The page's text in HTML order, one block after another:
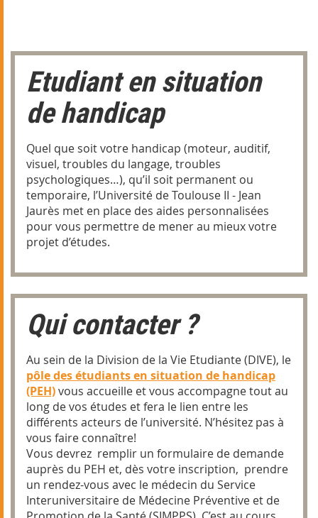
Etudiant en situation
de handicap
Quel que soit votre handicap (moteur, auditif,
visuel, troubles du langage, troubles
psychologiques…), qu’il soit permanent ou
temporaire, l’Université de Toulouse II - Jean
Jaurès met en place des aides personnalisées
pour vous permettre de mener au mieux votre
projet d’études.
Qui contacter ?
Au sein de la Division de la Vie Etudiante (DIVE), le
pôle des étudiants en situation de handicap
(PEH)vous accueille et vous accompagne tout au
long de vos études et fera le lien entre les
différents acteurs de l’université. N’hésitez pas à
vous faire connaître!
Vous devrez remplir un formulaire de demande
auprès du PEH et, dès votre inscription, prendre
un rendez-vous avec le médecin du Service
Interuniversitaire de Médecine Préventive et de